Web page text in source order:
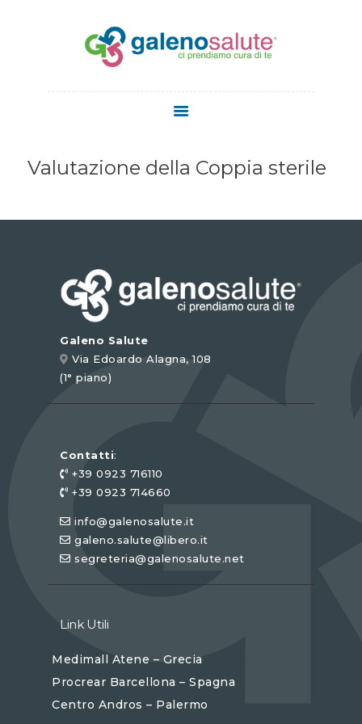
SERVIZI
MEDICI
ESTETICA
NEWS
CONTATTI
Valutazione della Coppia sterile
Galeno Salute
Via Edoardo Alagna, 108
(1° piano)
Contatti:
+39 0923 716110
+39 0923 714660
info@galenosalute.it
galeno.salute@libero.it
segreteria@galenosalute.net
Link Utili
Medimall Atene – Grecia
Procrear Barcellona – Spagna
Centro Andros – Palermo